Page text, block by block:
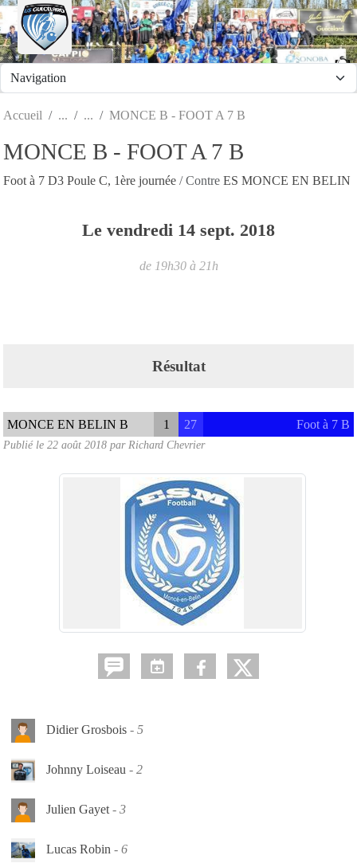
Accueil MONCE B - FOOT A 7 B
MONCE B - FOOT A 7 B
Foot à 7 D3 Poule C, 1ère journée / Contre ES MONCE EN BELIN
Le vendredi 14 sept. 2018
de 19h30 à 21h
Résultat
MONCE EN BELIN B 1 27 Foot à 7 B
Publié le 22 août 2018 par Richard Chevrier
Didier Grosbois 5
Johnny Loiseau 2
Julien Gayet 3
Lucas Robin 6
Panneau de gestion des cookies